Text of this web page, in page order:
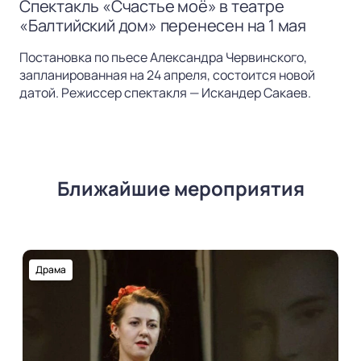
Спектакль «Счастье моё» в театре
«Балтийский дом» перенесен на 1 мая
Постановка по пьесе Александра Червинского,
запланированная на 24 апреля, состоится новой
датой. Режиссер спектакля — Искандер Сакаев.
Ближайшие мероприятия
Драма